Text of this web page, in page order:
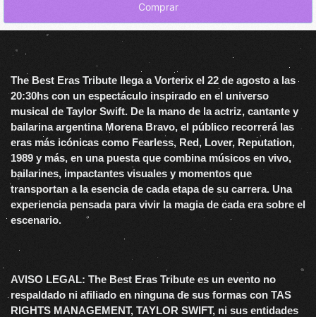
Comprar
The Best Eras Tribute llega a Vorterix el 22 de agosto a las
20:30hs con un espectáculo inspirado en el universo
musical de Taylor Swift. De la mano de la actriz, cantante y
bailarina argentina Morena Bravo, el público recorrerá las
eras más icónicas como Fearless, Red, Lover, Reputation,
1989 y más, en una puesta que combina músicos en vivo,
bailarines, impactantes visuales y momentos que
transportan a la esencia de cada etapa de su carrera. Una
experiencia pensada para vivir la magia de cada era sobre el
escenario.
AVISO LEGAL: The Best Eras Tribute es un evento no
respaldado ni afiliado en ninguna de sus formas con TAS
RIGHTS MANAGEMENT, TAYLOR SWIFT, ni sus entidades